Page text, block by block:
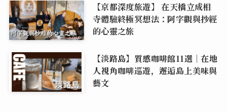
【京都深度旅遊】 在天橋立成相
寺體驗終極冥想法：阿字觀與抄經
的心靈之旅
【淡路島】質感咖啡館11選｜在地
人視角咖啡巡遊，邂逅島上美味與
藝文